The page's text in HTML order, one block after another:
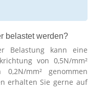
belastet werden?
Belastung kann eine
von 0,5N/mm²
mm² genommen
erhalten Sie gerne auf